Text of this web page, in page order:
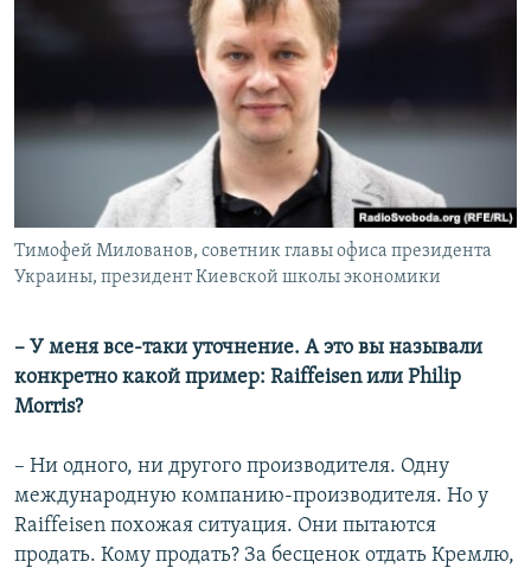
Тимофей Милованов, советник главы офиса президента
Украины, президент Киевской школы экономики
– У меня все-таки уточнение. А это вы называли
конкретно какой пример: Raiffeisen или Philip
Morris?
– Ни одного, ни другого производителя. Одну
международную компанию-производителя. Но у
Raiffeisen похожая ситуация. Они пытаются
продать. Кому продать? За бесценок отдать Кремлю,